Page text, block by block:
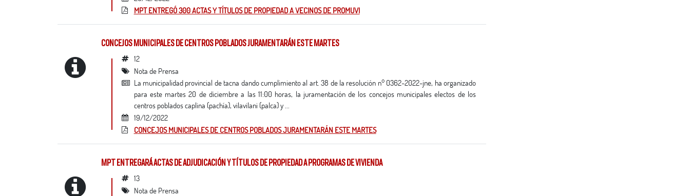
MPT ENTREGÓ 300 ACTAS Y TÍTULOS DE PROPIEDAD A VECINOS DE PROMUVI
CONCEJOS MUNICIPALES DE CENTROS POBLADOS JURAMENTARÁN ESTE MARTES
12
Nota de Prensa
la municipalidad provincial de tacna dando cumplimiento al art. 38 de la resolución n° 0362-2022-jne, ha organizado
para este martes 20 de diciembre a las 11:00 horas, la juramentación de los concejos municipales electos de los
centros poblados caplina (pachía), vilavilani (palca) y ...
19/12/2022
CONCEJOS MUNICIPALES DE CENTROS POBLADOS JURAMENTARÁN ESTE MARTES
MPT ENTREGARÁ ACTAS DE ADJUDICACIÓN Y TÍTULOS DE PROPIEDAD A PROGRAMAS DE VIVIENDA
13
Nota de Prensa